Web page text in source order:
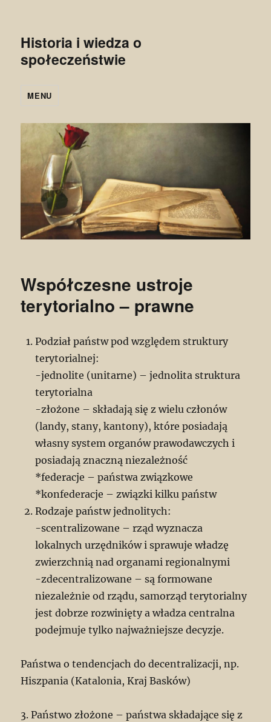
Historia i wiedza o
społeczeństwie
MENU
Współczesne ustroje
terytorialno – prawne
Podział państw pod względem struktury
terytorialnej:
-jednolite (unitarne) – jednolita struktura
terytorialna
-złożone – składają się z wielu członów
(landy, stany, kantony), które posiadają
własny system organów prawodawczych i
posiadają znaczną niezależność
*federacje – państwa związkowe
*konfederacje – związki kilku państw
Rodzaje państw jednolitych:
-scentralizowane – rząd wyznacza
lokalnych urzędników i sprawuje władzę
zwierzchnią nad organami regionalnymi
-zdecentralizowane – są formowane
niezależnie od rządu, samorząd terytorialny
jest dobrze rozwinięty a władza centralna
podejmuje tylko najważniejsze decyzje.
Państwa o tendencjach do decentralizacji, np.
Hiszpania (Katalonia, Kraj Basków)
3. Państwo złożone – państwa składające się z